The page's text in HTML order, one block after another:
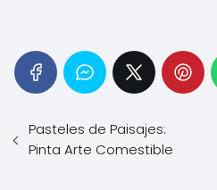
Pasteles de Paisajes:
Pinta Arte Comestible